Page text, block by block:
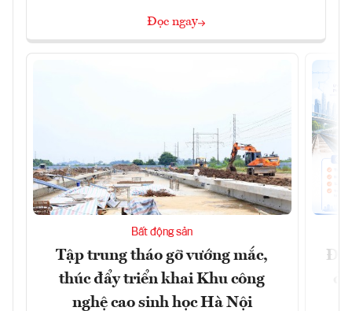
Đọc ngay
Bất động sản
Tập trung tháo gỡ vướng mắc,
thúc đẩy triển khai Khu công
nghệ cao sinh học Hà Nội